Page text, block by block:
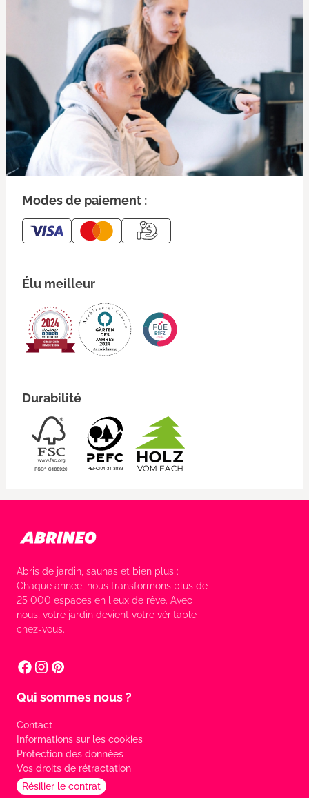
Modes de paiement :
Élu meilleur
Durabilité
Abris de jardin, saunas et bien plus :
Chaque année, nous transformons plus de
25 000 espaces en lieux de rêve. Avec
nous, votre jardin devient votre véritable
chez-vous.
Qui sommes nous ?
Contact
Informations sur les cookies
Protection des données
Vos droits de rétractation
Résilier le contrat